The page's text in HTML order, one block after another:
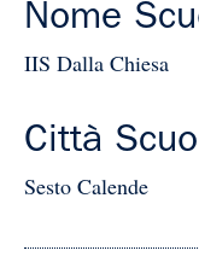
Nome
IIS Dalla Chiesa
Città
Sesto Calende